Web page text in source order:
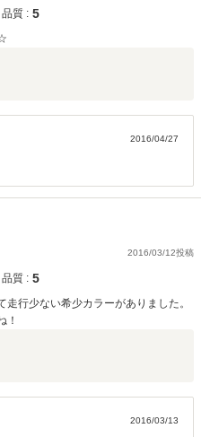
品質 : 5
2016/04/27
2016/03/12投稿
品質 : 5
行少ない希少カラーがありました。
！
2016/03/13